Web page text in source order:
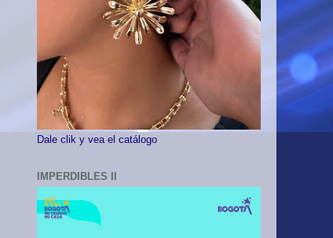
Dale clik y vea el catálogo
IMPERDIBLES II